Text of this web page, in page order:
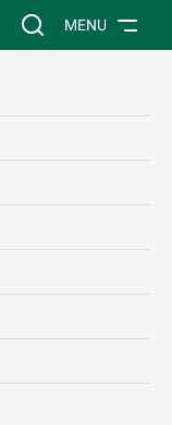
Vyhledávání na
MENU